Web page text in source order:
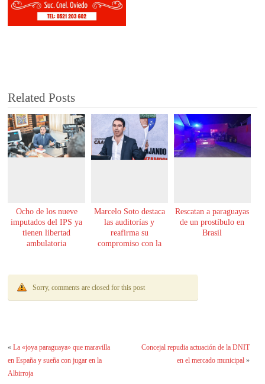
Related Posts
Ocho de los nueve
imputados del IPS ya
tienen libertad
ambulatoria
Marcelo Soto destaca
las auditorías y
reafirma su
compromiso con la
Rescatan a paraguayas
de un prostíbulo en
Brasil
Sorry, comments are closed for this post
«La «joya paraguaya» que maravilla
en España y sueña con jugar en la
Albirroja
Concejal repudia actuación de la DNIT
en el mercado municipal»